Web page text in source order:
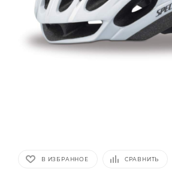
В ИЗБРАННОЕ СРАВНИТЬ